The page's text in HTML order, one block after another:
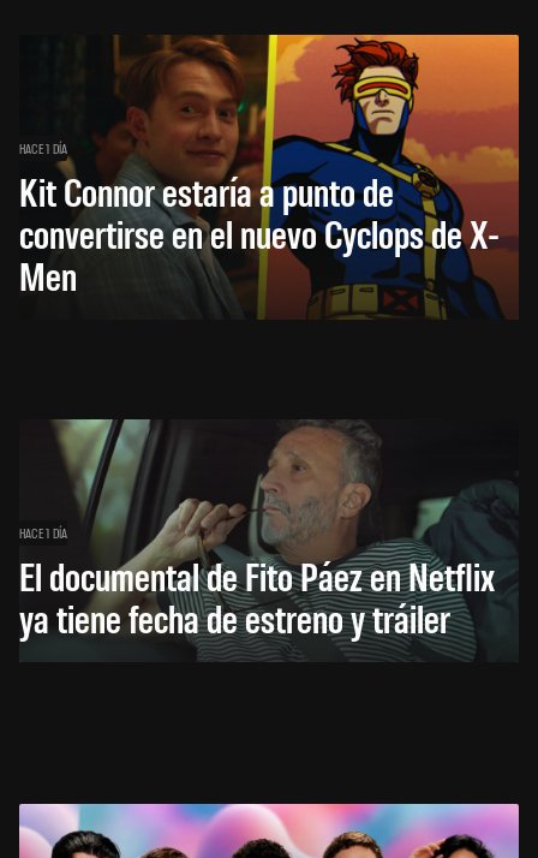
HACE 1 DÍA
Kit Connor estaría a punto de
convertirse en el nuevo Cyclops de X-
Men
HACE 1 DÍA
El documental de Fito Páez en Netflix
ya tiene fecha de estreno y tráiler